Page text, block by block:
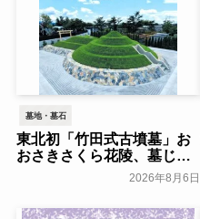
墓地・墓石
東北初「竹田式古墳墓」お
おさきさくら花陵、墓じま
いのご負担を軽減する「墓
じまいアシストプラン」を
開始 ─ 合同永久埋葬（合祀
2026年8月6日